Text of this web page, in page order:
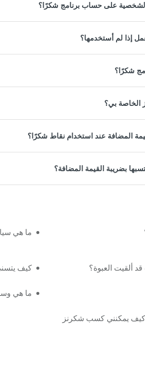
الشخصية على حساب برنامج شكرًا؟
إذا لم أستخدمها؟
شكرًا؟
الخاصة بي؟
المضافة عند استخدام نقاط شكرًا؟
بضريبة القيمة المضافة؟
ما هي
ألقيت العبوة؟ كيف
ما هي
كيف يمكنني كسب شكرنز